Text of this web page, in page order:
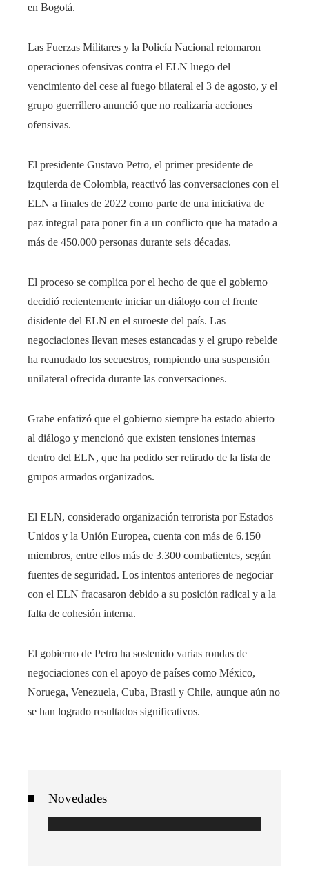
en Bogotá.
Las Fuerzas Militares y la Policía Nacional retomaron
operaciones ofensivas contra el ELN luego del
vencimiento del cese al fuego bilateral el 3 de agosto, y el
grupo guerrillero anunció que no realizaría acciones
ofensivas.
El presidente Gustavo Petro, el primer presidente de
izquierda de Colombia, reactivó las conversaciones con el
ELN a finales de 2022 como parte de una iniciativa de
paz integral para poner fin a un conflicto que ha matado a
más de 450.000 personas durante seis décadas.
El proceso se complica por el hecho de que el gobierno
decidió recientemente iniciar un diálogo con el frente
disidente del ELN en el suroeste del país. Las
negociaciones llevan meses estancadas y el grupo rebelde
ha reanudado los secuestros, rompiendo una suspensión
unilateral ofrecida durante las conversaciones.
Grabe enfatizó que el gobierno siempre ha estado abierto
al diálogo y mencionó que existen tensiones internas
dentro del ELN, que ha pedido ser retirado de la lista de
grupos armados organizados.
El ELN, considerado organización terrorista por Estados
Unidos y la Unión Europea, cuenta con más de 6.150
miembros, entre ellos más de 3.300 combatientes, según
fuentes de seguridad. Los intentos anteriores de negociar
con el ELN fracasaron debido a su posición radical y a la
falta de cohesión interna.
El gobierno de Petro ha sostenido varias rondas de
negociaciones con el apoyo de países como México,
Noruega, Venezuela, Cuba, Brasil y Chile, aunque aún no
se han logrado resultados significativos.
Novedades